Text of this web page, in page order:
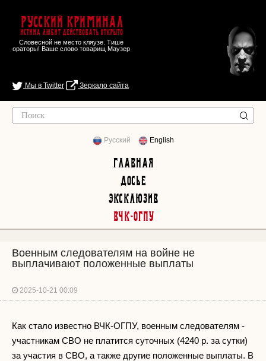
Русский Криминал
Истина любит действовать открыто
Словесной не место кляузе. Тише
ораторы! Ваше слово товарищ Маузер
Мы в Twitter Зеркало сайта
Русский English
Главная
Досье
Эксклюзив
ВЧК-ОГПУ
Военным следователям на войне не
выплачивают положенные выплаты
2025-10-21 00:09
Как стало известно ВЧК-ОГПУ, военным следователям -
участникам СВО не платится суточных (4240 р. за сутки)
за участия в СВО, а также другие положенные выплаты. В